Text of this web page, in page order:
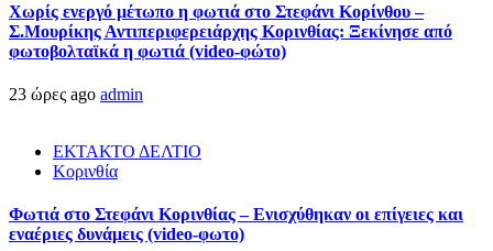
Χωρίς ενεργό μέτωπο η φωτιά στο Στεφάνι Κορίνθου –
Σ.Μουρίκης Αντιπεριφερειάρχης Κορινθίας: Ξεκίνησε από
φωτοβολταϊκά η φωτιά (video-φώτο)
23 ώρες ago admin
ΕΚΤΑΚΤΟ ΔΕΛΤΙΟ
Κορινθία
Φωτιά στο Στεφάνι Κορινθίας – Ενισχύθηκαν οι επίγειες και
εναέριες δυνάμεις (video-φωτο)